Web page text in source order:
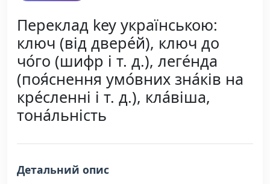
Переклад key українською:
ключ (від двере́й), ключ до
чо́го (шифр і т. д.), леге́нда
(поя́снення умо́вних зна́ків на
кре́сленні і т. д.), кла́віша,
тона́льність
Детальний опис